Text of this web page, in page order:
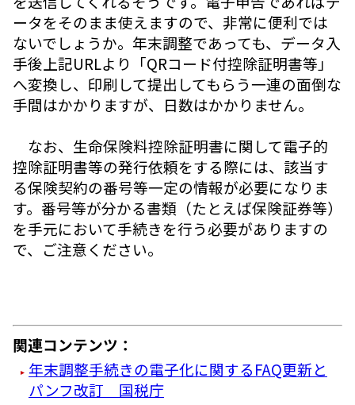
ータをそのまま使えますので、非常に便利では
ないでしょうか。年末調整であっても、データ入
手後上記URLより「QRコード付控除証明書等」
へ変換し、印刷して提出してもらう一連の面倒な
手間はかかりますが、日数はかかりません。
なお、生命保険料控除証明書に関して電子的
控除証明書等の発行依頼をする際には、該当す
る保険契約の番号等一定の情報が必要になりま
す。番号等が分かる書類（たとえば保険証券等）
を手元において手続きを行う必要がありますの
で、ご注意ください。
関連コンテンツ：
年末調整手続きの電子化に関するFAQ更新と
パンフ改訂 国税庁